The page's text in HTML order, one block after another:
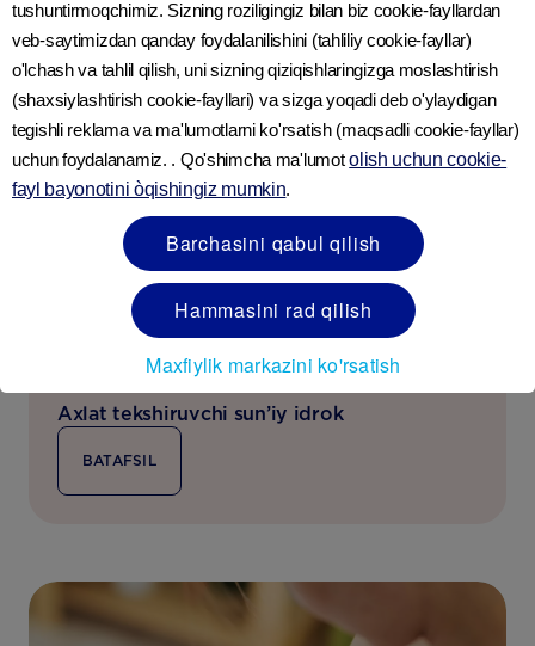
Mavzu bo‘yicha maqolalar
Axlat tekshiruvchi sun’iy idrok
BATAFSIL
tushuntirmoqchimiz. Sizning roziligingiz bilan biz cookie-fayllardan
veb-saytimizdan qanday foydalanilishini (tahliliy cookie-fayllar)
o'lchash va tahlil qilish, uni sizning qiziqishlaringizga moslashtirish
(shaxsiylashtirish cookie-fayllari) va sizga yoqadi deb o'ylaydigan
tegishli reklama va ma'lumotlarni ko'rsatish (maqsadli cookie-fayllar)
uchun foydalanamiz. . Qo'shimcha ma'lumotolish uchun cookie-
fayl bayonotini òqishingiz mumkin.
Barchasini qabul qilish
Hammasini rad qilish
Maxfiylik markazini ko'rsatish